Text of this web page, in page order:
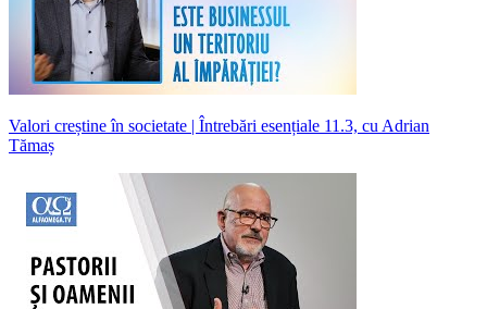
Valori creștine în societate | Întrebări esențiale 11.3, cu Adrian
Tămaș